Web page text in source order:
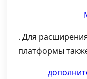
. Для
платформы